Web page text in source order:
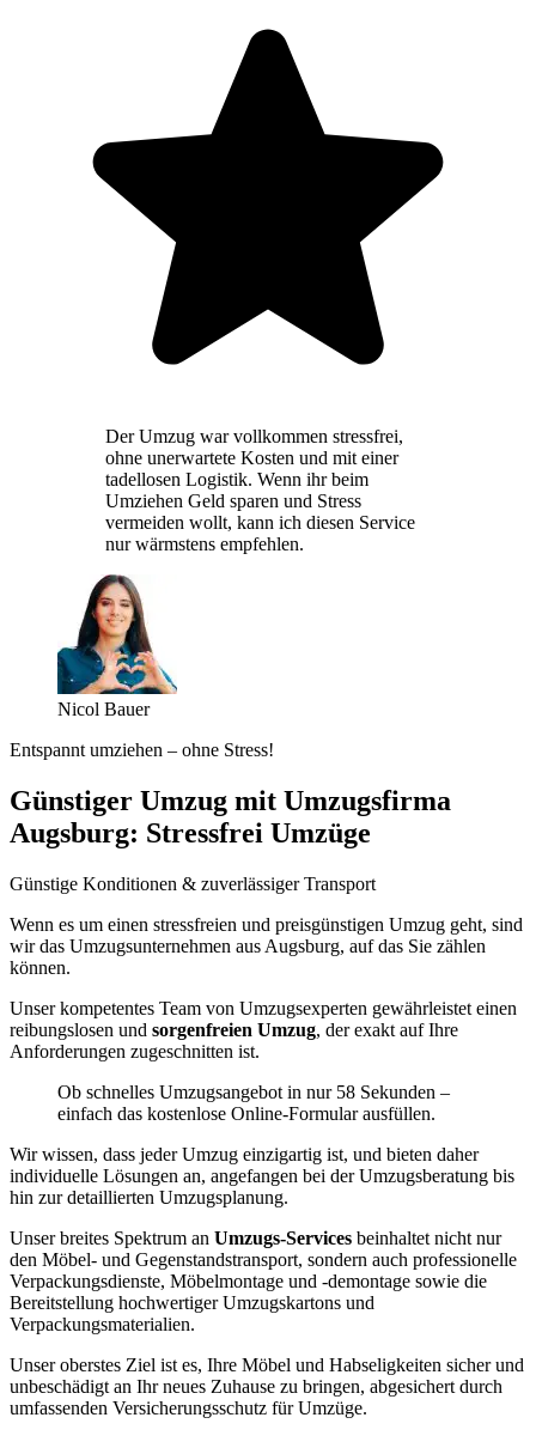
Der Umzug war vollkommen stressfrei,
ohne unerwartete Kosten und mit einer
tadellosen Logistik. Wenn ihr beim
Umziehen Geld sparen und Stress
vermeiden wollt, kann ich diesen Service
nur wärmstens empfehlen.
Nicol Bauer
Entspannt umziehen – ohne Stress!
Günstiger Umzug mit Umzugsfirma
Augsburg: Stressfrei Umzüge
Günstige Konditionen & zuverlässiger Transport
Wenn es um einen stressfreien und preisgünstigen Umzug geht, sind
wir das Umzugsunternehmen aus Augsburg, auf das Sie zählen
können.
Unser kompetentes Team von Umzugsexperten gewährleistet einen
reibungslosen und sorgenfreien Umzug, der exakt auf Ihre
Anforderungen zugeschnitten ist.
Ob schnelles Umzugsangebot in nur 58 Sekunden –
einfach das kostenlose Online-Formular ausfüllen.
Wir wissen, dass jeder Umzug einzigartig ist, und bieten daher
individuelle Lösungen an, angefangen bei der Umzugsberatung bis
hin zur detaillierten Umzugsplanung.
Unser breites Spektrum an Umzugs-Services beinhaltet nicht nur
den Möbel- und Gegenstandstransport, sondern auch professionelle
Verpackungsdienste, Möbelmontage und -demontage sowie die
Bereitstellung hochwertiger Umzugskartons und
Verpackungsmaterialien.
Unser oberstes Ziel ist es, Ihre Möbel und Habseligkeiten sicher und
unbeschädigt an Ihr neues Zuhause zu bringen, abgesichert durch
umfassenden Versicherungsschutz für Umzüge.